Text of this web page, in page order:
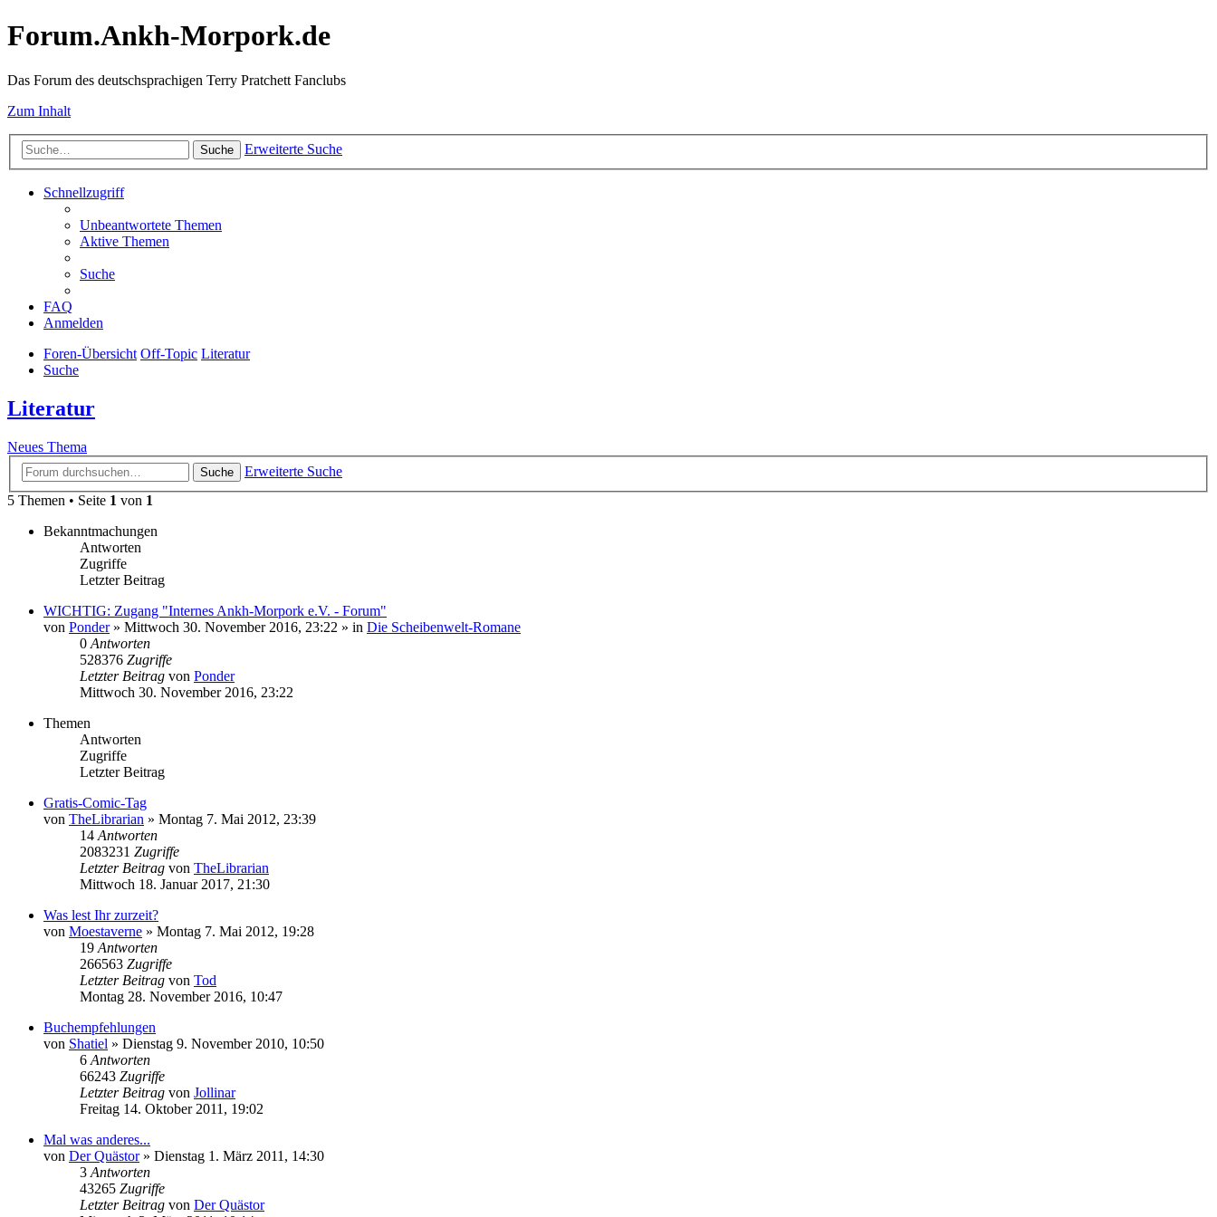
Forum.Ankh-Morpork.de
Das Forum des deutschsprachigen Terry Pratchett Fanclubs
Zum Inhalt
Suche Erweiterte Suche
Schnellzugriff
Unbeantwortete Themen
Aktive Themen
Suche
FAQ
Anmelden
Foren-Übersicht Off-Topic Literatur
Suche
Literatur
Neues Thema
Suche
Erweiterte Suche
5 Themen • Seite 1 von 1
Bekanntmachungen
Antworten
Zugriffe
Letzter Beitrag
WICHTIG: Zugang "Internes Ankh-Morpork e.V. - Forum"
von Ponder» Mittwoch 30. November 2016, 23:22 » in Die Scheibenwelt-Romane
0 Antworten
528376 Zugriffe
Letzter Beitrag von Ponder
Mittwoch 30. November 2016, 23:22
Themen
Antworten
Zugriffe
Letzter Beitrag
Gratis-Comic-Tag
von TheLibrarian » Montag 7. Mai 2012, 23:39
14 Antworten
2083231 Zugriffe
Letzter Beitrag von TheLibrarian
Mittwoch 18. Januar 2017, 21:30
Was lest Ihr zurzeit?
von Moestaverne » Montag 7. Mai 2012, 19:28
19 Antworten
266563 Zugriffe
Letzter Beitrag von Tod
Montag 28. November 2016, 10:47
Buchempfehlungen
von Shatiel » Dienstag 9. November 2010, 10:50
6 Antworten
66243 Zugriffe
Letzter Beitrag von Jollinar
Freitag 14. Oktober 2011, 19:02
Mal was anderes...
von Der Quästor» Dienstag 1. März 2011, 14:30
3 Antworten
43265 Zugriffe
Letzter Beitrag von Der Quästor